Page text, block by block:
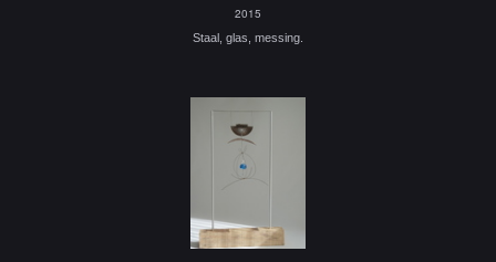
2015
Staal, glas, messing.